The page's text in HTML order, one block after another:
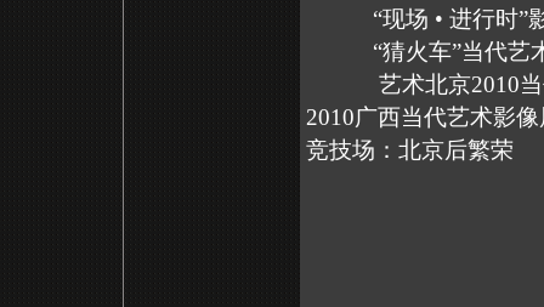
“现场 • 进行时
“猜火车”当代艺
艺术北京2010当
2010广西当代
竞技场：北京后繁